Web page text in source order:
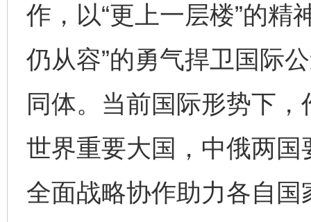
作，以“更上一层楼”的精
仍从容”的勇气捍卫国际
同体。当前国际形势下
世界重要大国，中俄两
全面战略协作助力各自